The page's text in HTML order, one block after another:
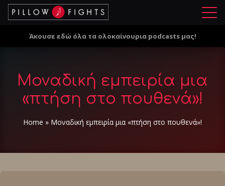
Μ
ο
Άκουσε εδώ όλα τα ολοκαίνουρια podcasts μας!
Μοναδική εμπειρία μια
«πτήση στο πουθενά»!
Home » Μοναδική εμπειρία μια «πτήση στο πουθενά»!